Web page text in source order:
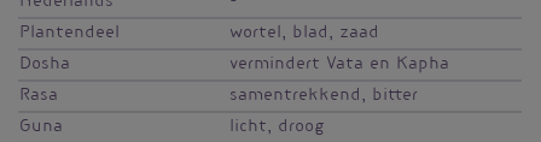
Plantendeel
wortel, blad, zaad
Dosha
vermindert Vata en Kapha
Rasa
samentrekkend, bitter
Guna
licht, droog